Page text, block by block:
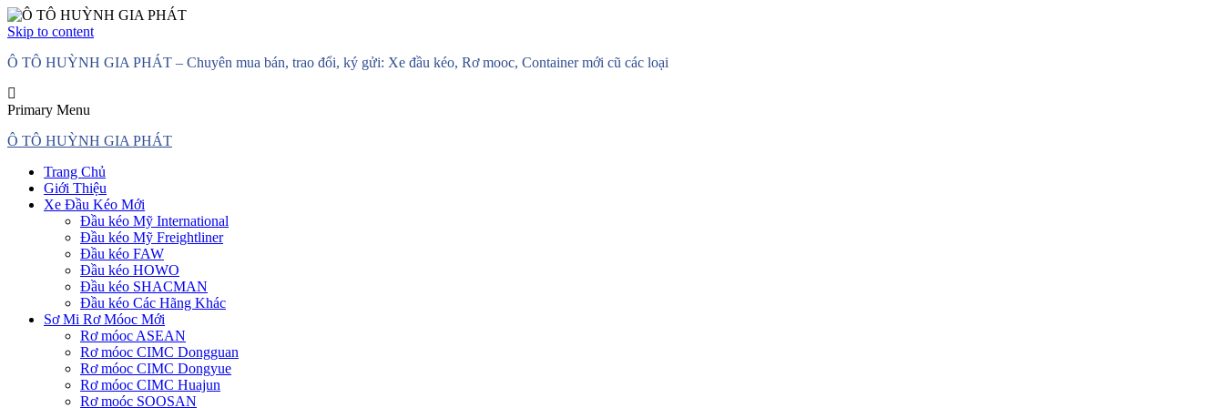
Skip to content
Ô TÔ HUỲNH GIA PHÁT – Chuyên mua bán, trao đổi, ký gửi: Xe đầu kéo, Rơ mooc, Container mới cũ các loại
Primary Menu
Ô TÔ HUỲNH GIA PHÁT
Trang Chủ
Giới Thiệu
Xe Đầu Kéo Mới
Đầu kéo Mỹ International
Đầu kéo Mỹ Freightliner
Đầu kéo FAW
Đầu kéo HOWO
Đầu kéo SHACMAN
Đầu kéo Các Hãng Khác
Sơ Mi Rơ Móoc Mới
Rơ móoc ASEAN
Rơ móoc CIMC Dongguan
Rơ móoc CIMC Dongyue
Rơ móoc CIMC Huajun
Rơ moóc SOOSAN